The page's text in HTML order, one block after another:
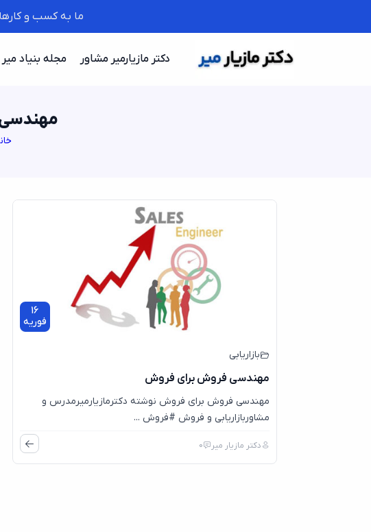
ما به کسب و
دکتر مازیارمیر مشاور مجله بنیاد میر
16
فوریه
بازاریابی
مهندسی فروش برای فروش
مهندسی فروش برای فروش نوشته دکترمازیارمیرمدرس و
مشاوربازاریابی و فروش #فروش ...
دکتر مازیار میر 0